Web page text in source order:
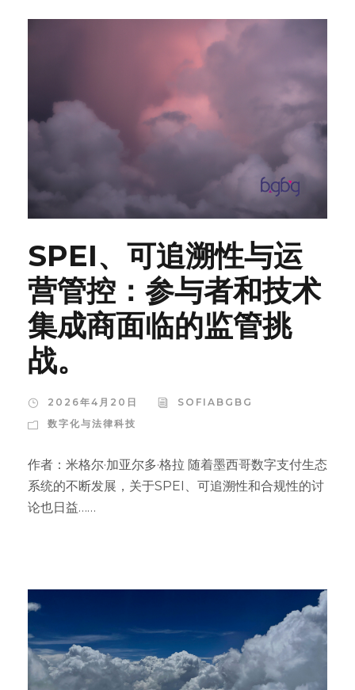
SPEI、可追溯性与运
营管控：参与者和技术
集成商面临的监管挑
战。
2026年4月20日
SOFIABGBG
数字化与法律科技
作者：米格尔·加亚尔多·格拉 随着墨西哥数字支付生态
系统的不断发展，关于SPEI、可追溯性和合规性的讨
论也日益……